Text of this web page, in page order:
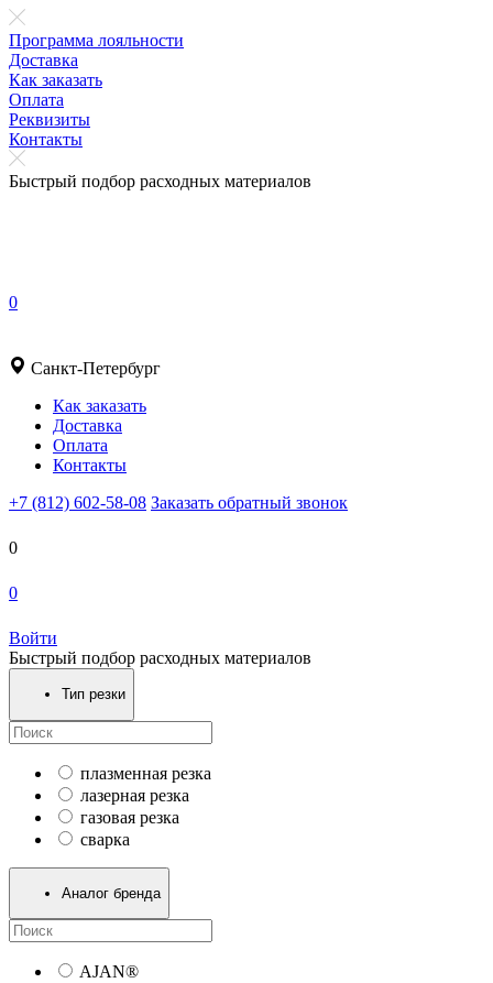
Программа лояльности
Доставка
Как заказать
Оплата
Реквизиты
Контакты
Быстрый подбор расходных материалов
0
Санкт-Петербург
Как заказать
Доставка
Оплата
Контакты
+7 (812) 602-58-08 Заказать обратный звонок
0
0
Войти
Быстрый подбор расходных материалов
Тип резки
плазменная резка
лазерная резка
газовая резка
сварка
Аналог бренда
AJAN®